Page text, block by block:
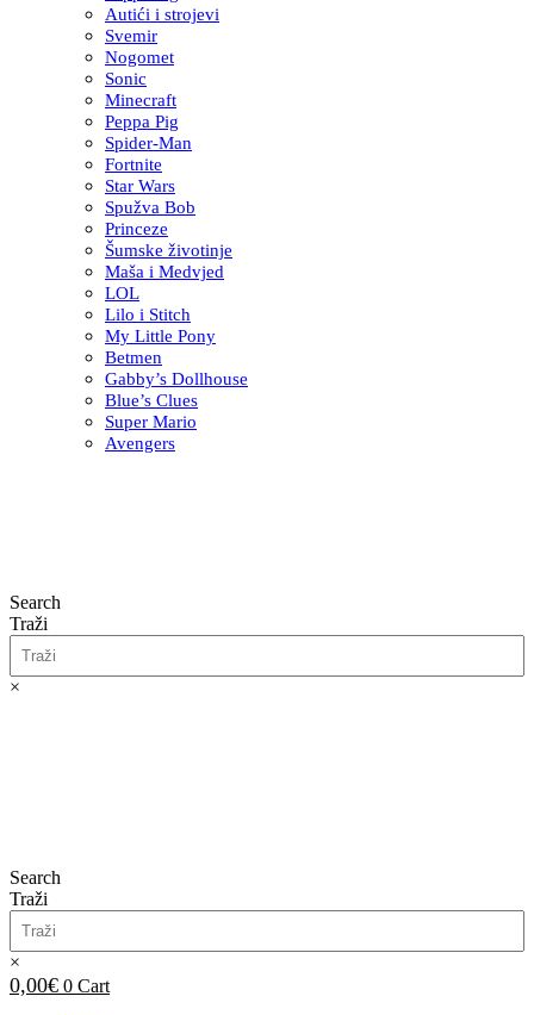
Autići i strojevi
Svemir
Nogomet
Sonic
Minecraft
Peppa Pig
Spider-Man
Fortnite
Star Wars
Spužva Bob
Princeze
Šumske životinje
Maša i Medvjed
LOL
Lilo i Stitch
My Little Pony
Betmen
Gabby’s Dollhouse
Blue’s Clues
Super Mario
Avengers
Search
Traži
×
Search
Traži
×
0,00€ 0 Cart